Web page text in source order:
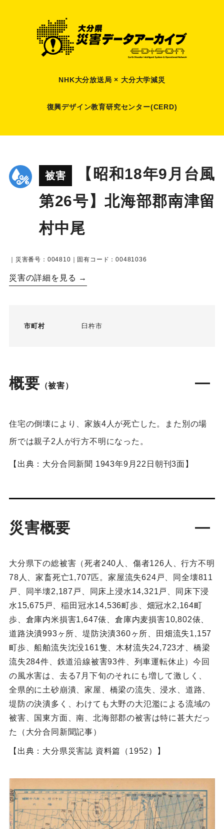
NHK大分放送局 × 大分大学減災
復興デザイン教育研究センター(CERD)
被害
【昭和18年9月台風
第26号】北海部郡南津留
村中尾
｜災害番号：004810｜固有コード：00481036
災害の詳細を見る →
市町村 臼杵市
概要 （被害）
住宅の倒壊により、家族4人が死亡した。また別の場
所では親子2人が行方不明になった。
【出典：大分合同新聞 1943年9月22日朝刊3面】
災害概要
大分県下の総被害（死者240人、傷者126人、行方不明
78人、家畜死亡1,707匹。家屋流失624戸、同全壊811
戸、同半壊2,187戸、同床上浸水14,321戸、同床下浸
水15,675戸、稲田冠水14,536町歩、畑冠水2,164町
歩、倉庫内米損害1,647俵、倉庫内麦損害10,802俵、
道路決潰993ヶ所、堤防決潰360ヶ所、田畑流失1,157
町歩、船舶流失沈没161隻、木材流失24,723才、橋梁
流失284件、鉄道沿線被害93件、列車運転休止）今回
の風水害は、去る7月下旬のそれにも増して激しく、
全県的に土砂崩潰、家屋、橋梁の流失、浸水、道路、
堤防の決潰多く、わけても大野の大氾濫による流域の
被害、国東方面、南、北海部郡の被害は特に甚大だっ
た（大分合同新聞記事）
【出典：大分県災害誌 資料篇（1952）】